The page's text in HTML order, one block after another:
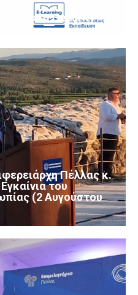
άδεια Security?
Πέλλας κ.
του
(2 Αυγούστου